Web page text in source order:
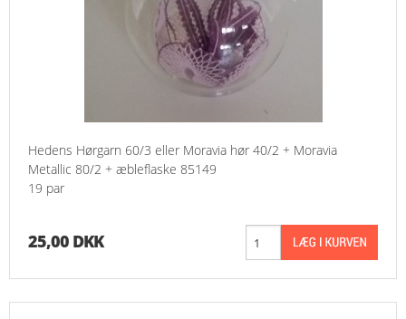
Hedens Hørgarn 60/3 eller Moravia hør 40/2 + Moravia
Metallic 80/2 + æbleflaske 85149
19 par
25,00 DKK